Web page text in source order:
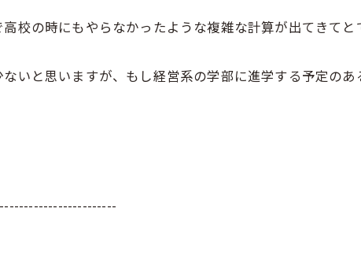
校の時にもやらなかったような複雑な計算が出てきてと
いと思いますが、もし経営系の学部に進学する予定の